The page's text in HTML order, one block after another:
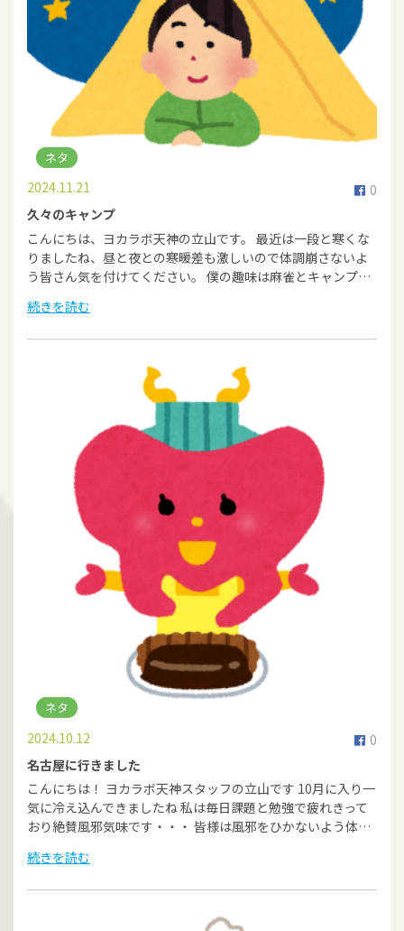
ネタ
0
2024.11.21
久々のキャンプ
こんにちは、ヨカラボ天神の立山です。 最近は一段と寒くな
りましたね、昼と夜との寒暖差も激しいので体調崩さないよ
う皆さん気を付けてください。 僕の趣味は麻雀とキャンプ…
続きを読む
ネタ
0
2024.10.12
名古屋に行きました
こんにちは！ ヨカラボ天神スタッフの立山です 10月に入り一
気に冷え込んできましたね 私は毎日課題と勉強で疲れきって
おり絶賛風邪気味です・・・ 皆様は風邪をひかないよう体…
続きを読む